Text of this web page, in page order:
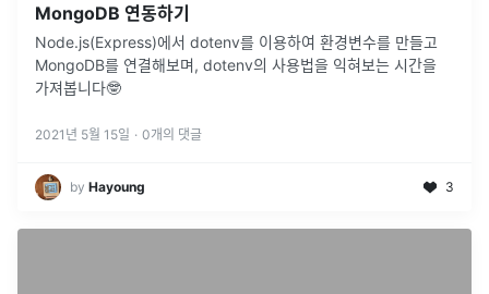
MongoDB 연동하기
Node.js(Express)에서 dotenv를 이용하여 환경변수를 만들고
MongoDB를 연결해보며, dotenv의 사용법을 익혀보는 시간을
가져봅니다🤓
2021년 5월 15일 · 0개의 댓글
by Hayoung 3